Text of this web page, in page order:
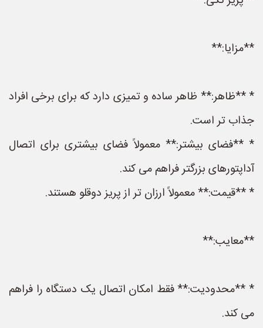
**مزایا:**
* **ظاهر:** ظاهر ساده و تمیزی دارد که برای برخی افراد
جذاب تر است.
* **فضای بیشتر:** معمولاً فضای بیشتری برای اتصال
آداپتورهای بزرگتر فراهم می کند.
* **قیمت:** معمولاً ارزان تر از پریز دوقلو هستند.
**معایب:**
* **محدودیت:** فقط امکان اتصال یک دستگاه را فراهم
می کند.